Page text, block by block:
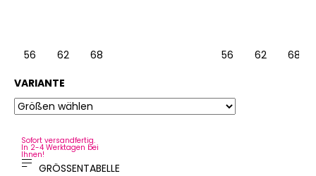
56 62 68 56 62
68
VARIANTE
Sofort versandfertig.
In 2-4 Werktagen bei
Ihnen!
GRÖSSENTABELLE